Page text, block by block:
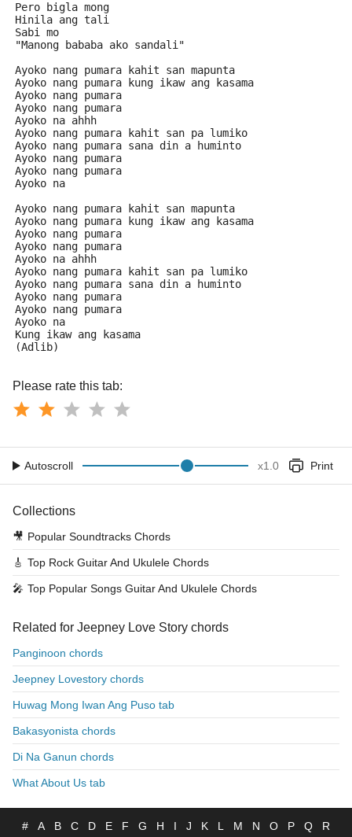
Pero bigla mong
Hinila ang tali
Sabi mo
"Manong bababa ako sandali"
Ayoko nang pumara kahit san mapunta
Ayoko nang pumara kung ikaw ang kasama
Ayoko nang pumara
Ayoko nang pumara
Ayoko na ahhh
Ayoko nang pumara kahit san pa lumiko
Ayoko nang pumara sana din a huminto
Ayoko nang pumara
Ayoko nang pumara
Ayoko na
Ayoko nang pumara kahit san mapunta
Ayoko nang pumara kung ikaw ang kasama
Ayoko nang pumara
Ayoko nang pumara
Ayoko na ahhh
Ayoko nang pumara kahit san pa lumiko
Ayoko nang pumara sana din a huminto
Ayoko nang pumara
Ayoko nang pumara
Ayoko na
Kung ikaw ang kasama
(Adlib)
Please rate this tab:
Autoscroll x1.0 Print
Collections
🎥 Popular Soundtracks Chords
🎸 Top Rock Guitar And Ukulele Chords
🎤 Top Popular Songs Guitar And Ukulele Chords
Related for Jeepney Love Story chords
Panginoon chords
Jeepney Lovestory chords
Huwag Mong Iwan Ang Puso tab
Bakasyonista chords
Di Na Ganun chords
What About Us tab
# A B C D E F G H I J K L M N O P Q R